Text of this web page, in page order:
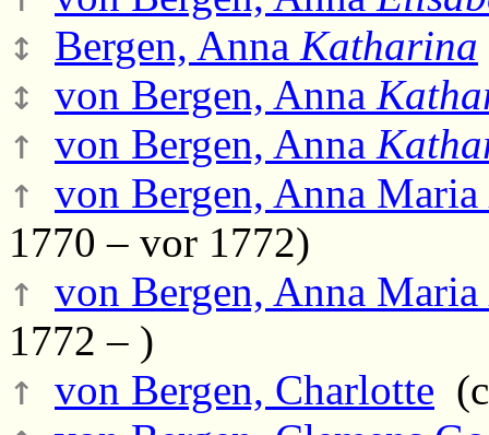
↕ Bergen, Anna Katharina
↕ von Bergen, Anna
↑ von Bergen, Anna
↑ von Bergen, Anna Maria
1770 – vor 1772)
↑ von Bergen, Anna Maria
1772 – )
↑ von Bergen, Charlotte